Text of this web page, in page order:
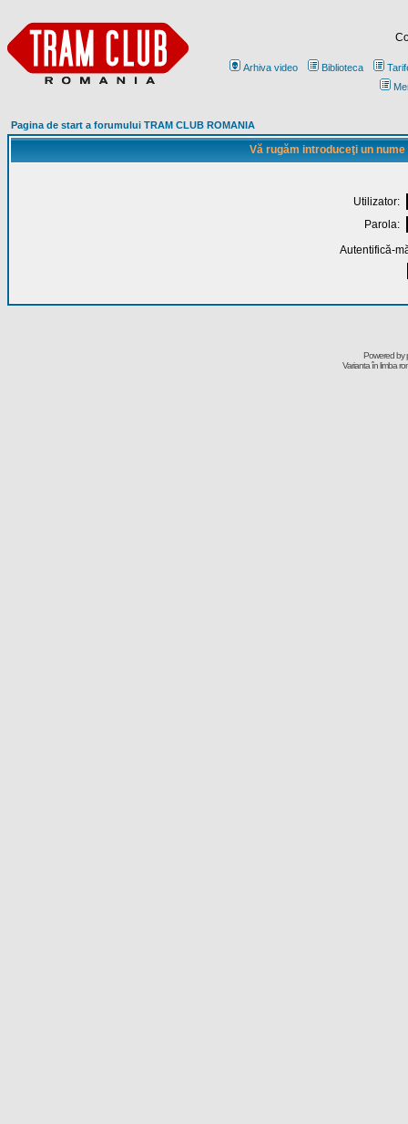
Arhiva video Biblioteca
Pagina de start a forumului TRAM CLUB ROMANIA
Vă rugăm introduceţi un
Utilizator:
Parola:
Autentifică-
Powered by
Varianta în limba